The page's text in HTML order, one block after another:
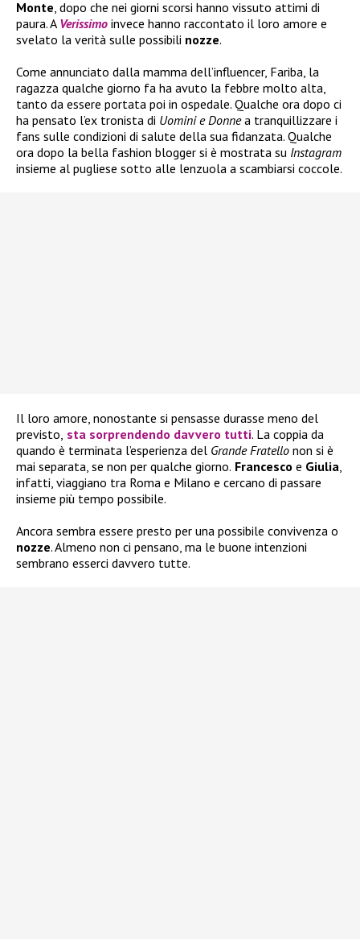
Monte, dopo che nei giorni scorsi hanno vissuto attimi di
paura. A Verissimo invece hanno raccontato il loro amore e
svelato la verità sulle possibili nozze.
Come annunciato dalla mamma dell’influencer, Fariba, la
ragazza qualche giorno fa ha avuto la febbre molto alta,
tanto da essere portata poi in ospedale. Qualche ora dopo ci
ha pensato l’ex tronista di Uomini e Donnea tranquillizzare i
fans sulle condizioni di salute della sua fidanzata. Qualche
ora dopo la bella fashion blogger si è mostrata su Instagram
insieme al pugliese sotto alle lenzuola a scambiarsi coccole.
Il loro amore, nonostante si pensasse durasse meno del
previsto, sta sorprendendo davvero tutti. La coppia da
quando è terminata l’esperienza del Grande Fratello non si è
mai separata, se non per qualche giorno. Francesco e Giulia,
infatti, viaggiano tra Roma e Milano e cercano di passare
insieme più tempo possibile.
Ancora sembra essere presto per una possibile convivenza o
nozze. Almeno non ci pensano, ma le buone intenzioni
sembrano esserci davvero tutte.